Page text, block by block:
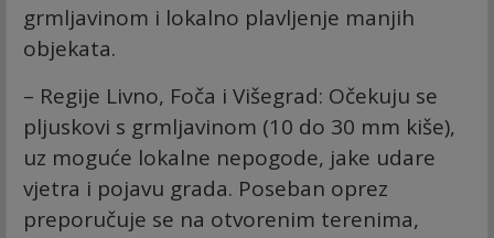
grmljavinom i lokalno plavljenje manjih
objekata.
– Regije Livno, Foča i Višegrad: Očekuju se
pljuskovi s grmljavinom (10 do 30 mm kiše),
uz moguće lokalne nepogode, jake udare
vjetra i pojavu grada. Poseban oprez
preporučuje se na otvorenim terenima,